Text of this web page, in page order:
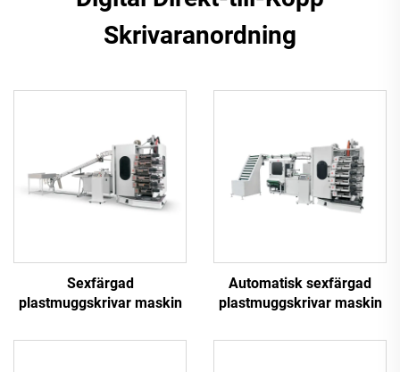
Skrivaranordning
Sexfärgad
plastmuggskrivar maskin
Automatisk sexfärgad
plastmuggskrivar maskin